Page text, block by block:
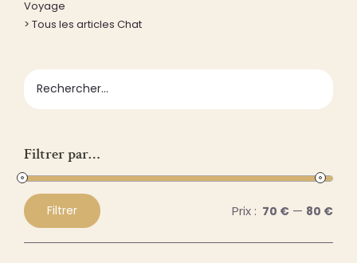
Voyage
> Tous les articles Chat
Filtrer par…
Prix
min
Prix
max
Filtrer Prix : 70 € — 80 €